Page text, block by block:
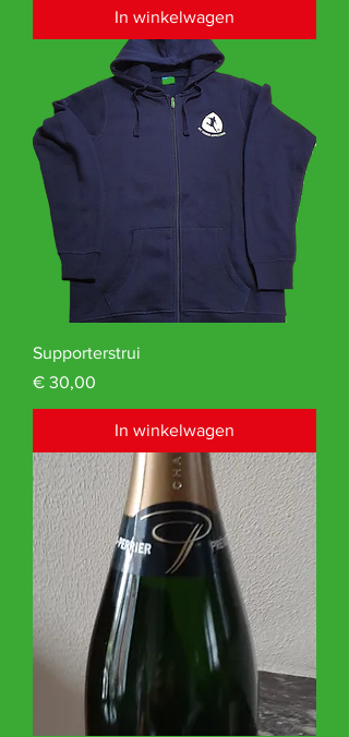
In winkelwagen
Supporterstrui
Prijs
€ 30,00
In winkelwagen